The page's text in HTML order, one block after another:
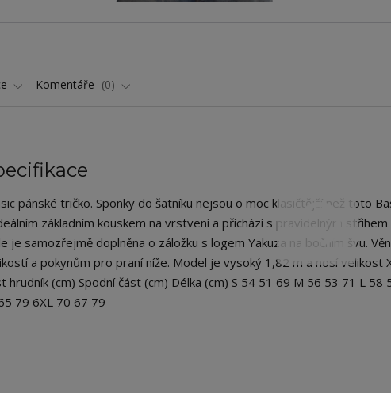
Komentáře 0
pánské tričko. Sponky do šatníku nejsou o moc klasičtější než toto
základním kouskem na vrstvení a přichází s pravidelným střihem
je samozřejmě doplněna o záložku s logem Yakuza na bočním švu.
a pokynům pro praní níže. Model je vysoký 1,82 m a nosí velikost
hrudník (cm) Spodní část (cm) Délka (cm) S 54 51 69 M 56 53 71 L 58
79 6XL 70 67 79